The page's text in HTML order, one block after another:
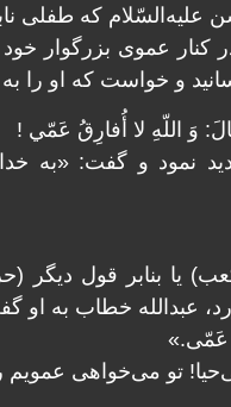
عليه‌السّلام كه طفلی
كنار عموی بزرگوار
و خواست كه او را
وَ اللّهِ لا أُفارِقُ عَمّي !
نمود و گفت: «به
يا بنابر قول
عبدالله خطاب به او
عَمّی.»
تو می‌خواهی